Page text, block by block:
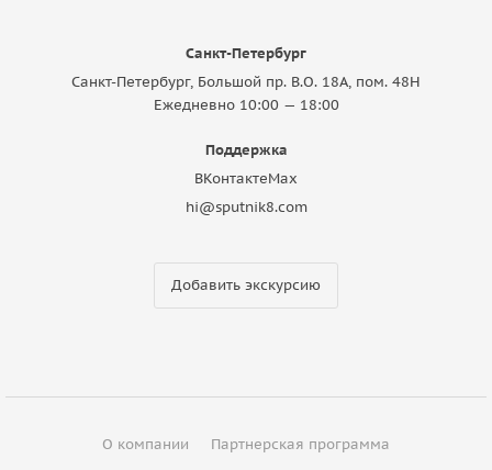
Санкт-Петербург
Санкт-Петербург, Большой пр. В.О. 18A, пом. 48Н
Ежедневно 10:00 — 18:00
Поддержка
ВКонтактеMax
hi@sputnik8.com
Добавить экскурсию
О компании
Партнерская программа